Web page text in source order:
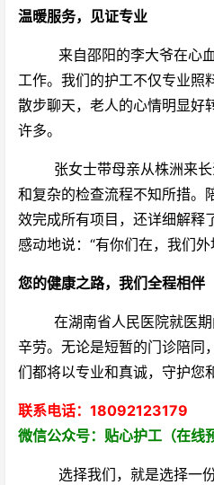
温暖服务，见证专业
来自邵阳的李大爷在心血
工作。我们的护工不仅专业照
散步聊天，老人的心情明显好
许多。
张女士带母亲从株洲来长
和复杂的检查流程不知所措。
效完成所有项目，还详细解释
感动地说：“有你们在，我们
您的健康之路，我们全程相伴
在湖南省人民医院就医期
辛劳。无论是短暂的门诊陪同
们都将以专业和真诚，守护您
联系电话：18092123179
微信公众号：贴心护工（在线
选择我们，就是选择一份